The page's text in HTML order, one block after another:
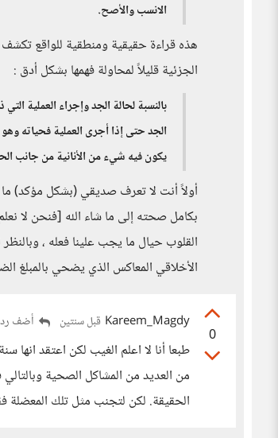
الانسب والأصح.
هذه قراءة حقيقية ومنطقية للواقع
الجزئية قليلاً لمحاولة فهمها بشكل أدق :
بالنسبة لحالة الجد وإجراء العملية
الجد حتى إذا أجرى العملية فحياته
يكون فيه شيء من الأنانية من جانب
أولاً أنت لا تعرف صديقي (بشكل مؤكد) ما
بكامل صحته إلى ما شاء الله [فنحن لا
القلوب حيال ما يجب علينا فعله ،
الأخلاقي المعاكس الذي يضحي بالمبلغ
0
Kareem_Magdy قبل سنتين أضف
طبعا أنا لا اعلم الغيب لكن اعتقد
من العديد من المشاكل الصحية
الحقيقة. لكن لتجنب مثل تلك